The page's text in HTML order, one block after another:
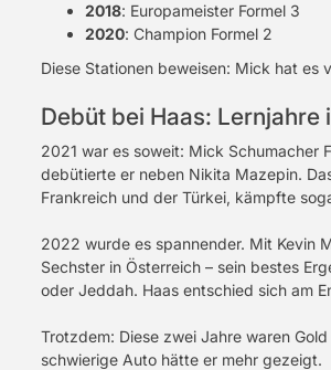
2018: Europameister Formel 3
2020: Champion Formel 2
Diese Stationen beweisen: Mick hat es
Debüt bei Haas: Lernjahre
2021 war es soweit: Mick Schumacher
debütierte er neben Nikita Mazepin.
Frankreich und der Türkei, kämpfte
2022 wurde es spannender. Mit Kevin
Sechster in Österreich – sein bestes
oder Jeddah. Haas entschied sich am
Trotzdem: Diese zwei Jahre waren
schwierige Auto hätte er mehr gezeigt.